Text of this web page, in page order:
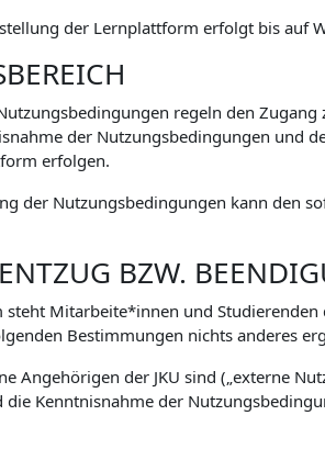
der Lernplattform erfolgt bis auf
regeln den
der Nutzungsbedingungen und
erfolgen.
der Nutzungsbedingungen kann den
BZW.
Mitarbeite*innen und Studierenden
Bestimmungen nichts anderes
Angehörigen der JKU sind („externe
Kenntnisnahme der